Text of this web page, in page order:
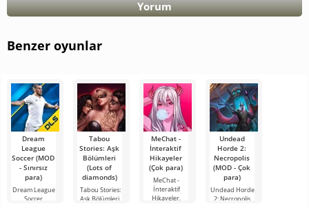
Yorum
Benzer oyunlar
Dream
League
Soccer (MOD
- Sınırsız
para)
Dream League
Soccer,
Tabou
Stories: Aşk
Bölümleri
(Lots of
diamonds)
Tabou Stories:
Aşk Bölümleri,
MeChat -
İnteraktif
Hikayeler
(Çok para)
MeChat -
İnteraktif
Hikayeler,
Undead
Horde 2:
Necropolis
(MOD - Çok
para)
Undead Horde
2: Necropolis,